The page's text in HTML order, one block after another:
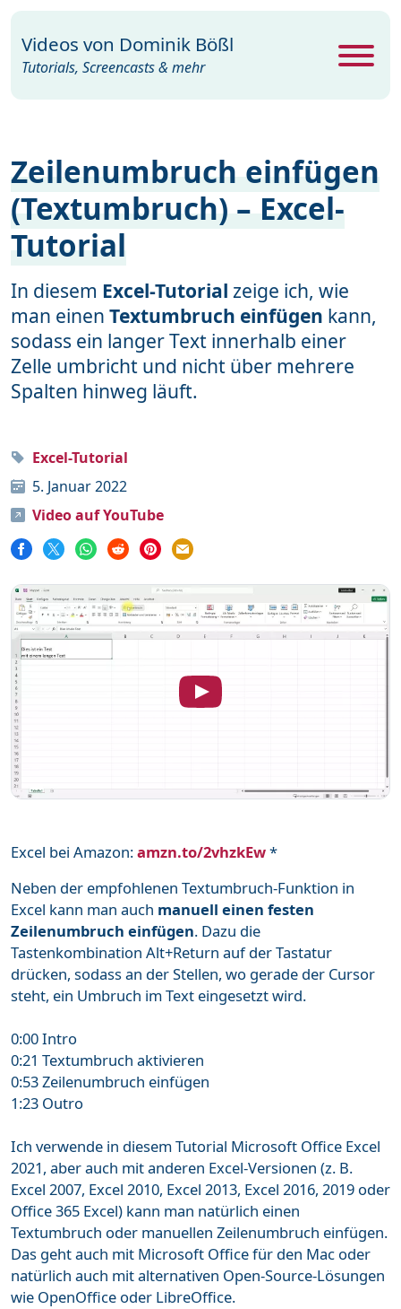
Zeilenumbruch einfügen
(Textumbruch) – Excel-
Tutorial
In diesem Excel-Tutorial zeige ich, wie
man einen Textumbruch einfügen kann,
sodass ein langer Text innerhalb einer
Zelle umbricht und nicht über mehrere
Spalten hinweg läuft.
Excel-Tutorial
5. Januar 2022
Video auf YouTube
Excel bei Amazon:amzn.to/2vhzkEw*
Neben der empfohlenen Textumbruch-Funktion in
Excel kann man auch manuell einen festen
Zeilenumbruch einfügen. Dazu die
Tastenkombination Alt+Return auf der Tastatur
drücken, sodass an der Stellen, wo gerade der Cursor
steht, ein Umbruch im Text eingesetzt wird.
0:00 Intro
0:21 Textumbruch aktivieren
0:53 Zeilenumbruch einfügen
1:23 Outro
Ich verwende in diesem Tutorial Microsoft Office Excel
2021, aber auch mit anderen Excel-Versionen (z. B.
Excel 2007, Excel 2010, Excel 2013, Excel 2016, 2019 oder
Office 365 Excel) kann man natürlich einen
Textumbruch oder manuellen Zeilenumbruch einfügen.
Das geht auch mit Microsoft Office für den Mac oder
natürlich auch mit alternativen Open-Source-Lösungen
wie OpenOffice oder LibreOffice.
Videos von Dominik Bößl
Tutorials, Screencasts & mehr
Excel
Photoshop
PowerPoint
Programme 35
Webdesign
Windows
Unterstütze mich
Mehr über mich
Häufige Fragen
Impressum & Datenschutz